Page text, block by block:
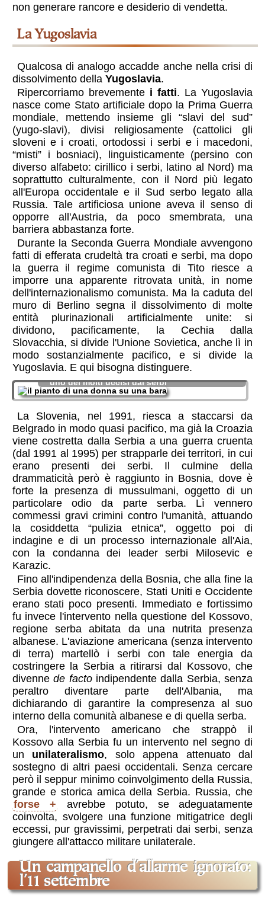
non generare rancore e desiderio di vendetta.
la Yugoslavia
Qualcosa di analogo accadde anche nella crisi di
dissolvimento della Yugoslavia.
Ripercorriamo brevemente i fatti. La Yugoslavia
nasce come Stato artificiale dopo la Prima Guerra
mondiale, mettendo insieme gli “slavi del sud”
(yugo-slavi), divisi religiosamente (cattolici gli
sloveni e i croati, ortodossi i serbi e i macedoni,
“misti”i bosniaci), linguisticamente (persino con
diverso alfabeto: cirillico i serbi, latino al Nord) ma
soprattutto culturalmente, con il Nord più legato
all'Europa occidentale e il Sud serbo legato alla
Russia. Tale artificiosa unione aveva il senso di
opporre all'Austria, da poco smembrata, una
barriera abbastanza forte.
Durante la Seconda Guerra Mondiale avvengono
fatti di efferata crudeltà tra croati e serbi, ma dopo
la guerra il regime comunista di Tito riesce a
imporre una apparente ritrovata unità, in nome
dell'internazionalismo comunista. Ma la caduta del
muro di Berlino segna il dissolvimento di molte
entità plurinazionali artificialmente unite: si
dividono, pacificamente, la Cechia dalla
Slovacchia, si divide l'Unione Sovietica, anche lì in
modo sostanzialmente pacifico, e si divide la
Yugoslavia. E qui bisogna distinguere.
una donna bosniaco-mussulmana piange su
uno dei molti uccisi dai serbi
La Slovenia, nel 1991, riesca a staccarsi da
Belgrado in modo quasi pacifico, ma già la Croazia
viene costretta dalla Serbia a una guerra cruenta
(dal 1991 al 1995) per strapparle dei territori, in cui
erano presenti dei serbi. Il culmine della
drammaticità però è raggiunto in Bosnia, dove è
forte la presenza di mussulmani, oggetto di un
particolare odio da parte serba. Lì vennero
commessi gravi crimini contro l'umanità, attuando
la cosiddetta “pulizia etnica”, oggetto poi di
indagine e di un processo internazionale all'Aia,
con la condanna dei leader serbi Milosevic e
Karazic.
Fino all'indipendenza della Bosnia, che alla fine la
Serbia dovette riconoscere, Stati Uniti e Occidente
erano stati poco presenti. Immediato e fortissimo
fu invece l'intervento nella questione del Kossovo,
regione serba abitata da una nutrita presenza
albanese. L'aviazione americana (senza intervento
di terra) martellò i serbi con tale energia da
costringere la Serbia a ritirarsi dal Kossovo, che
divennede factoindipendente dalla Serbia, senza
peraltro diventare parte dell'Albania, ma
dichiarando di garantire la compresenza al suo
interno della comunità albanese e di quella serba.
Ora, l'intervento americano che strappò il
Kossovo alla Serbia fu un intervento nel segno di
un unilateralismo, solo appena attenuato dal
sostegno di altri paesi occidentali. Senza cercare
però il seppur minimo coinvolgimento della Russia,
grande e storica amica della Serbia. Russia, che
forse
avrebbe potuto, se adeguatamente
coinvolta, svolgere una funzione mitigatrice degli
eccessi, pur gravissimi, perpetrati dai serbi, senza
giungere all'attacco militare unilaterale.
un campanello d'allarme ignorato:
l'11 settembre